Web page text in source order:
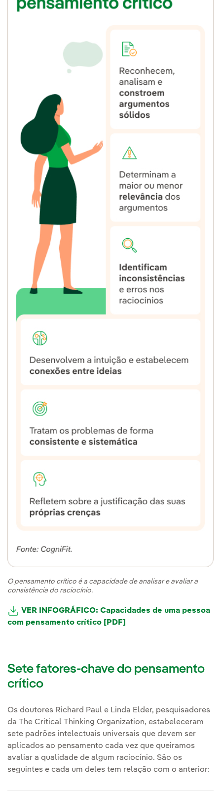
O pensamento crítico é a capacidade de analisar e avaliar a
consistência do raciocínio.
VER INFOGRÁFICO: Capacidades de uma pessoa
com pensamento crítico [PDF]
Sete fatores-chave do pensamento
crítico
Os doutores Richard Paul e Linda Elder, pesquisadores
da The Critical Thinking Organization, estabeleceram
sete padrões intelectuais universais que devem ser
aplicados ao pensamento cada vez que queiramos
avaliar a qualidade de algum raciocínio. São os
seguintes e cada um deles tem relação com o anterior: